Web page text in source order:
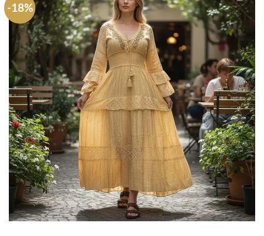
-18%
Agregar
a
favoritos